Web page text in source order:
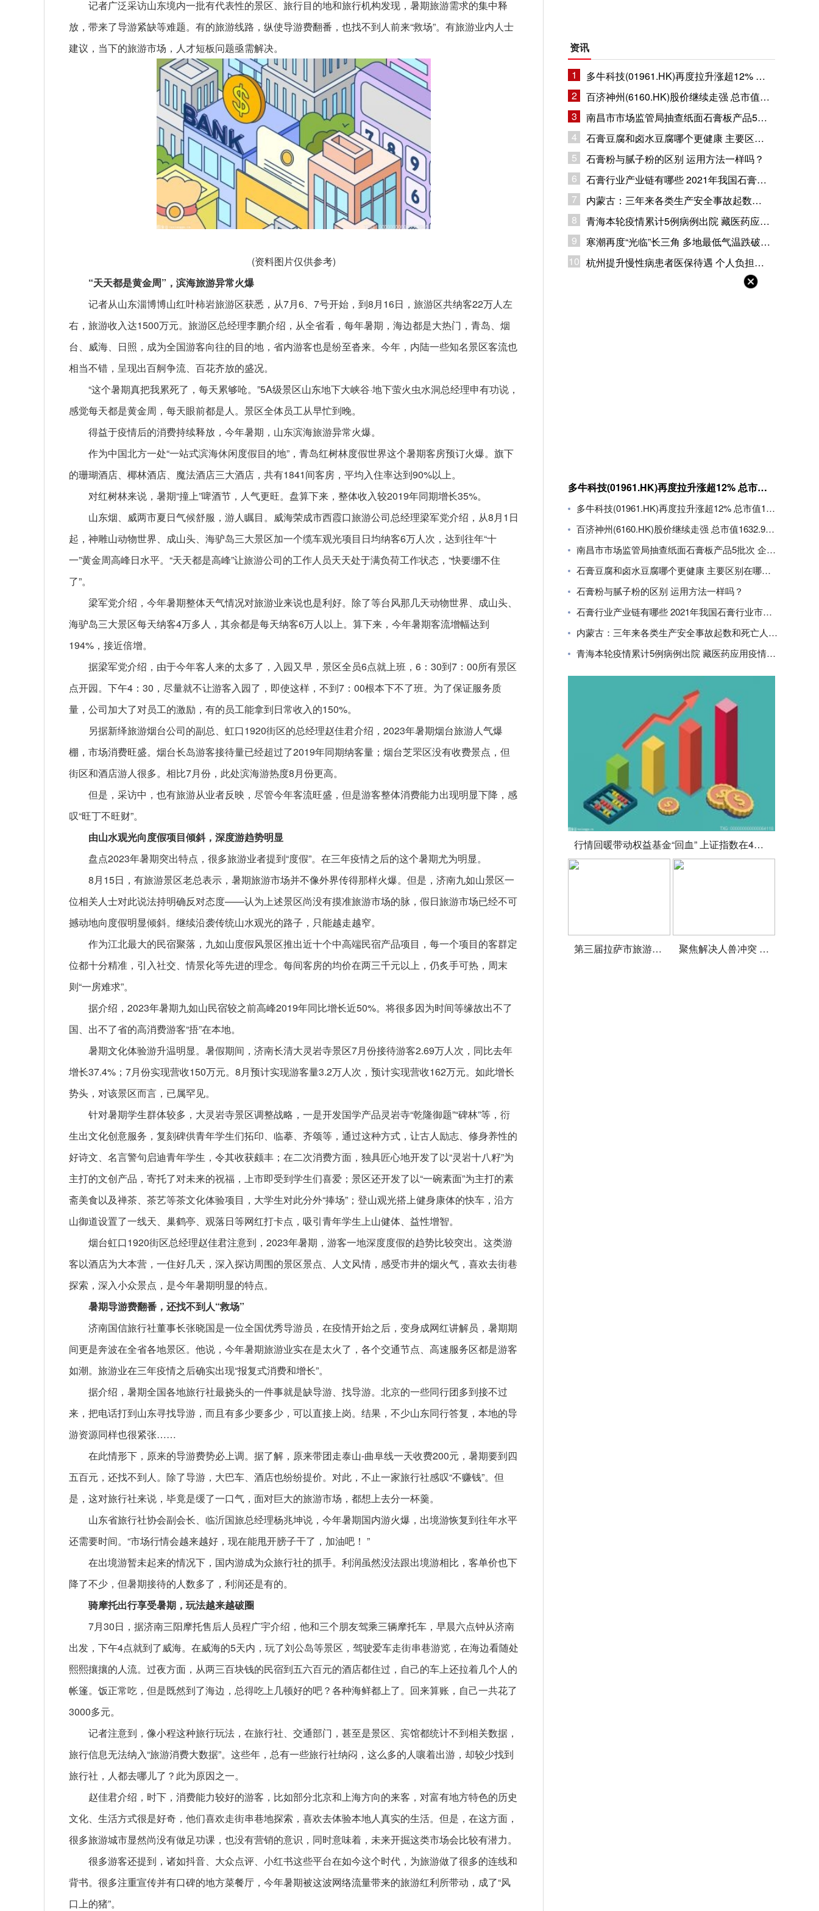
记者广泛采访山东境内一批有代表性的景区、旅行目的地和旅行机构发现，暑期旅游需求的集中释
放，带来了导游紧缺等难题。有的旅游线路，纵使导游费翻番，也找不到人前来“救场”。有旅游业内人士
建议，当下的旅游市场，人才短板问题亟需解决。
(资料图片仅供参考)
“天天都是黄金周”，滨海旅游异常火爆
记者从山东淄博博山红叶柿岩旅游区获悉，从7月6、7号开始，到8月16日，旅游区共纳客22万人左
右，旅游收入达1500万元。旅游区总经理李鹏介绍，从全省看，每年暑期，海边都是大热门，青岛、烟
台、威海、日照，成为全国游客向往的目的地，省内游客也是纷至沓来。今年，内陆一些知名景区客流也
相当不错，呈现出百舸争流、百花齐放的盛况。
“这个暑期真把我累死了，每天累够呛。”5A级景区山东地下大峡谷·地下萤火虫水洞总经理申有功说，
感觉每天都是黄金周，每天眼前都是人。景区全体员工从早忙到晚。
得益于疫情后的消费持续释放，今年暑期，山东滨海旅游异常火爆。
作为中国北方一处“一站式滨海休闲度假目的地”，青岛红树林度假世界这个暑期客房预订火爆。旗下
的珊瑚酒店、椰林酒店、魔法酒店三大酒店，共有1841间客房，平均入住率达到90%以上。
对红树林来说，暑期“撞上”啤酒节，人气更旺。盘算下来，整体收入较2019年同期增长35%。
山东烟、威两市夏日气候舒服，游人瞩目。威海荣成市西霞口旅游公司总经理梁军党介绍，从8月1日
起，神雕山动物世界、成山头、海驴岛三大景区加一个缆车观光项目日均纳客6万人次，达到往年“十
一”黄金周高峰日水平。“天天都是高峰”让旅游公司的工作人员天天处于满负荷工作状态，“快要绷不住
了”。
梁军党介绍，今年暑期整体天气情况对旅游业来说也是利好。除了等台风那几天动物世界、成山头、
海驴岛三大景区每天纳客4万多人，其余都是每天纳客6万人以上。算下来，今年暑期客流增幅达到
194%，接近倍增。
据梁军党介绍，由于今年客人来的太多了，入园又早，景区全员6点就上班，6：30到7：00所有景区
点开园。下午4：30，尽量就不让游客入园了，即使这样，不到7：00根本下不了班。为了保证服务质
量，公司加大了对员工的激励，有的员工能拿到日常收入的150%。
另据新绎旅游烟台公司的副总、虹口1920街区的总经理赵佳君介绍，2023年暑期烟台旅游人气爆
棚，市场消费旺盛。烟台长岛游客接待量已经超过了2019年同期纳客量；烟台芝罘区没有收费景点，但
街区和酒店游人很多。相比7月份，此处滨海游热度8月份更高。
但是，采访中，也有旅游从业者反映，尽管今年客流旺盛，但是游客整体消费能力出现明显下降，感
叹“旺丁不旺财”。
由山水观光向度假项目倾斜，深度游趋势明显
盘点2023年暑期突出特点，很多旅游业者提到“度假”。在三年疫情之后的这个暑期尤为明显。
8月15日，有旅游景区老总表示，暑期旅游市场并不像外界传得那样火爆。但是，济南九如山景区一
位相关人士对此说法持明确反对态度——认为上述景区尚没有摸准旅游市场的脉，假日旅游市场已经不可
撼动地向度假明显倾斜。继续沿袭传统山水观光的路子，只能越走越窄。
作为江北最大的民宿聚落，九如山度假风景区推出近十个中高端民宿产品项目，每一个项目的客群定
位都十分精准，引入社交、情景化等先进的理念。每间客房的均价在两三千元以上，仍炙手可热，周末
则“一房难求”。
据介绍，2023年暑期九如山民宿较之前高峰2019年同比增长近50%。将很多因为时间等缘故出不了
国、出不了省的高消费游客“捂”在本地。
暑期文化体验游升温明显。暑假期间，济南长清大灵岩寺景区7月份接待游客2.69万人次，同比去年
增长37.4%；7月份实现营收150万元。8月预计实现游客量3.2万人次，预计实现营收162万元。如此增长
势头，对该景区而言，已属罕见。
针对暑期学生群体较多，大灵岩寺景区调整战略，一是开发国学产品灵岩寺“乾隆御题”“碑林”等，衍
生出文化创意服务，复刻碑供青年学生们拓印、临摹、齐颂等，通过这种方式，让古人励志、修身养性的
好诗文、名言警句启迪青年学生，令其收获颇丰；在二次消费方面，独具匠心地开发了以“灵岩十八籽”为
主打的文创产品，寄托了对未来的祝福，上市即受到学生们喜爱；景区还开发了以“一碗素面”为主打的素
斋美食以及禅茶、茶艺等茶文化体验项目，大学生对此分外“捧场”；登山观光搭上健身康体的快车，沿方
山御道设置了一线天、巢鹤亭、观落日等网红打卡点，吸引青年学生上山健体、益性增智。
烟台虹口1920街区总经理赵佳君注意到，2023年暑期，游客一地深度度假的趋势比较突出。这类游
客以酒店为大本营，一住好几天，深入探访周围的景区景点、人文风情，感受市井的烟火气，喜欢去街巷
探索，深入小众景点，是今年暑期明显的特点。
暑期导游费翻番，还找不到人“救场”
济南国信旅行社董事长张晓国是一位全国优秀导游员，在疫情开始之后，变身成网红讲解员，暑期期
间更是奔波在全省各地景区。他说，今年暑期旅游业实在是太火了，各个交通节点、高速服务区都是游客
如潮。旅游业在三年疫情之后确实出现“报复式消费和增长”。
据介绍，暑期全国各地旅行社最挠头的一件事就是缺导游、找导游。北京的一些同行团多到接不过
来，把电话打到山东寻找导游，而且有多少要多少，可以直接上岗。结果，不少山东同行答复，本地的导
游资源同样也很紧张……
在此情形下，原来的导游费势必上调。据了解，原来带团走泰山-曲阜线一天收费200元，暑期要到四
五百元，还找不到人。除了导游，大巴车、酒店也纷纷提价。对此，不止一家旅行社感叹“不赚钱”。但
是，这对旅行社来说，毕竟是缓了一口气，面对巨大的旅游市场，都想上去分一杯羹。
山东省旅行社协会副会长、临沂国旅总经理杨兆坤说，今年暑期国内游火爆，出境游恢复到往年水平
还需要时间。“市场行情会越来越好，现在能甩开膀子干了，加油吧！ ”
在出境游暂未起来的情况下，国内游成为众旅行社的抓手。利润虽然没法跟出境游相比，客单价也下
降了不少，但暑期接待的人数多了，利润还是有的。
骑摩托出行享受暑期，玩法越来越破圈
7月30日，据济南三阳摩托售后人员程广宇介绍，他和三个朋友驾乘三辆摩托车，早晨六点钟从济南
出发，下午4点就到了威海。在威海的5天内，玩了刘公岛等景区，驾驶爱车走街串巷游览，在海边看随处
熙熙攘攘的人流。过夜方面，从两三百块钱的民宿到五六百元的酒店都住过，自己的车上还拉着几个人的
帐篷。饭正常吃，但是既然到了海边，总得吃上几顿好的吧？各种海鲜都上了。回来算账，自己一共花了
3000多元。
记者注意到，像小程这种旅行玩法，在旅行社、交通部门，甚至是景区、宾馆都统计不到相关数据，
旅行信息无法纳入“旅游消费大数据”。这些年，总有一些旅行社纳闷，这么多的人嚷着出游，却较少找到
旅行社，人都去哪儿了？此为原因之一。
赵佳君介绍，时下，消费能力较好的游客，比如部分北京和上海方向的来客，对富有地方特色的历史
文化、生活方式很是好奇，他们喜欢走街串巷地探索，喜欢去体验本地人真实的生活。但是，在这方面，
很多旅游城市显然尚没有做足功课，也没有营销的意识，同时意味着，未来开掘这类市场会比较有潜力。
很多游客还提到，诸如抖音、大众点评、小红书这些平台在如今这个时代，为旅游做了很多的连线和
背书。很多注重宣传并有口碑的地方菜餐厅，今年暑期被这波网络流量带来的旅游红利所带动，成了“风
口上的猪”。
资讯
1
多牛科技(01961.HK)再度拉升涨超12% 总市值11.8亿港元
2
百济神州(6160.HK)股价继续走强 总市值1632.94亿港元
3
南昌市市场监管局抽查纸面石膏板产品5批次 企业合格率80%
4
石膏豆腐和卤水豆腐哪个更健康 主要区别在哪里？
5
石膏粉与腻子粉的区别 运用方法一样吗？
6
石膏行业产业链有哪些 2021年我国石膏行业市场现状分析
7
内蒙古：三年来各类生产安全事故起数和死亡人数同比下降
8
青海本轮疫情累计5例病例出院 藏医药应用疫情防控
9
寒潮再度“光临”长三角 多地最低气温跌破冰点
10
杭州提升慢性病患者医保待遇 个人负担部分纳入大病保险
多牛科技(01961.HK)再度拉升涨超12% 总市值11.8亿港元
多牛科技(01961.HK)再度拉升涨超12% 总市值11.8亿港元
百济神州(6160.HK)股价继续走强 总市值1632.94亿港元
南昌市市场监管局抽查纸面石膏板产品5批次 企业合格率80%
石膏豆腐和卤水豆腐哪个更健康 主要区别在哪里？
石膏粉与腻子粉的区别 运用方法一样吗？
石膏行业产业链有哪些 2021年我国石膏行业市场现状分析
内蒙古：三年来各类生产安全事故起数和死亡人数同比下降
青海本轮疫情累计5例病例出院 藏医药应用疫情防控
行情回暖带动权益基金“回血” 上证指数在4月底探底回升
第三届拉萨市旅游行业服务技能大赛决赛举行 聚焦解决人兽冲突 东北虎豹国家公园启动专项行动